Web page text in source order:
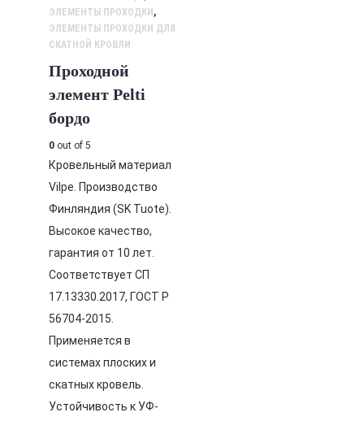
ЭЛЕМЕНТЫ ПРОХОДКИ ,
ЭЛЕМЕНТЫ ПРОХОДКИ ДЛЯ
СКАТНОЙ КРОВЛИ
Проходной
элемент Pelti
бордо
0 out of 5
Кровельный материал
Vilpe. Производство
Финляндия (SK Tuote).
Высокое качество,
гарантия от 10 лет.
Соответствует СП
17.13330.2017, ГОСТ Р
56704-2015.
Применяется в
системах плоских и
скатных кровель.
Устойчивость к УФ-